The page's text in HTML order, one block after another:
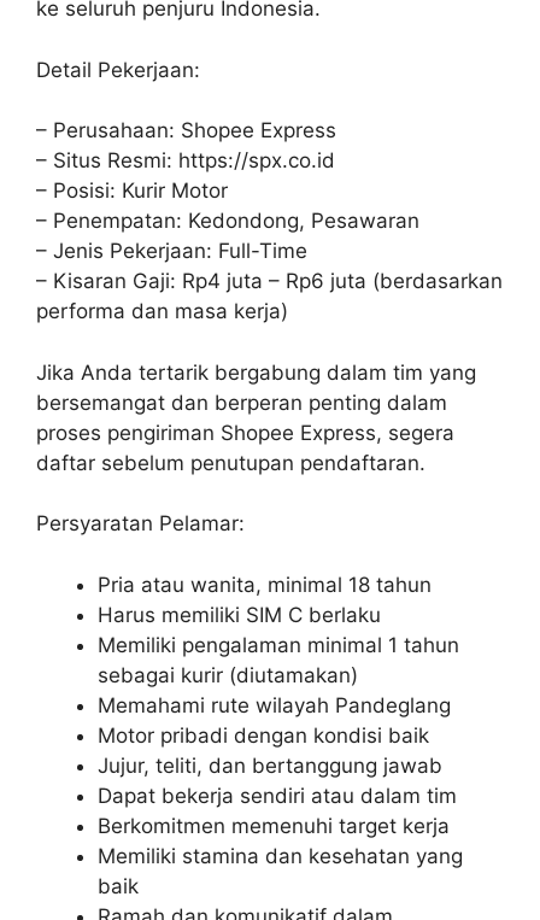
ke seluruh penjuru Indonesia.
Detail Pekerjaan:
– Perusahaan: Shopee Express
– Situs Resmi: https://spx.co.id
– Posisi: Kurir Motor
– Penempatan: Kedondong, Pesawaran
– Jenis Pekerjaan: Full-Time
– Kisaran Gaji: Rp4 juta – Rp6 juta (berdasarkan
performa dan masa kerja)
Jika Anda tertarik bergabung dalam tim yang
bersemangat dan berperan penting dalam
proses pengiriman Shopee Express, segera
daftar sebelum penutupan pendaftaran.
Persyaratan Pelamar:
Pria atau wanita, minimal 18 tahun
Harus memiliki SIM C berlaku
Memiliki pengalaman minimal 1 tahun
sebagai kurir (diutamakan)
Memahami rute wilayah Pandeglang
Motor pribadi dengan kondisi baik
Jujur, teliti, dan bertanggung jawab
Dapat bekerja sendiri atau dalam tim
Berkomitmen memenuhi target kerja
Memiliki stamina dan kesehatan yang
baik